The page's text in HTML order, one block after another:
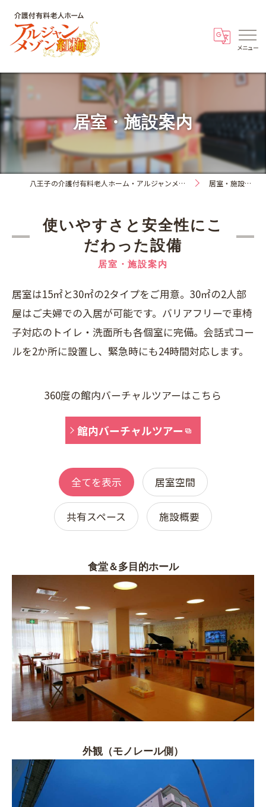
居室・施設案内
八王子の介護付有料老人ホーム・アルジャンメゾン紅梅 居室・施設案内
使いやすさと安全性にこ
だわった設備
居室・施設案内
居室は15㎡と30㎡の2タイプをご用意。30㎡の2人部
屋はご夫婦での入居が可能です。バリアフリーで車椅
子対応のトイレ・洗面所も各個室に完備。会話式コー
ルを2か所に設置し、緊急時にも24時間対応します。
360度の館内バーチャルツアーはこちら
館内バーチャルツアー
全てを表示 居室空間
共有スペース 施設概要
食堂＆多目的ホール
外観（モノレール側）